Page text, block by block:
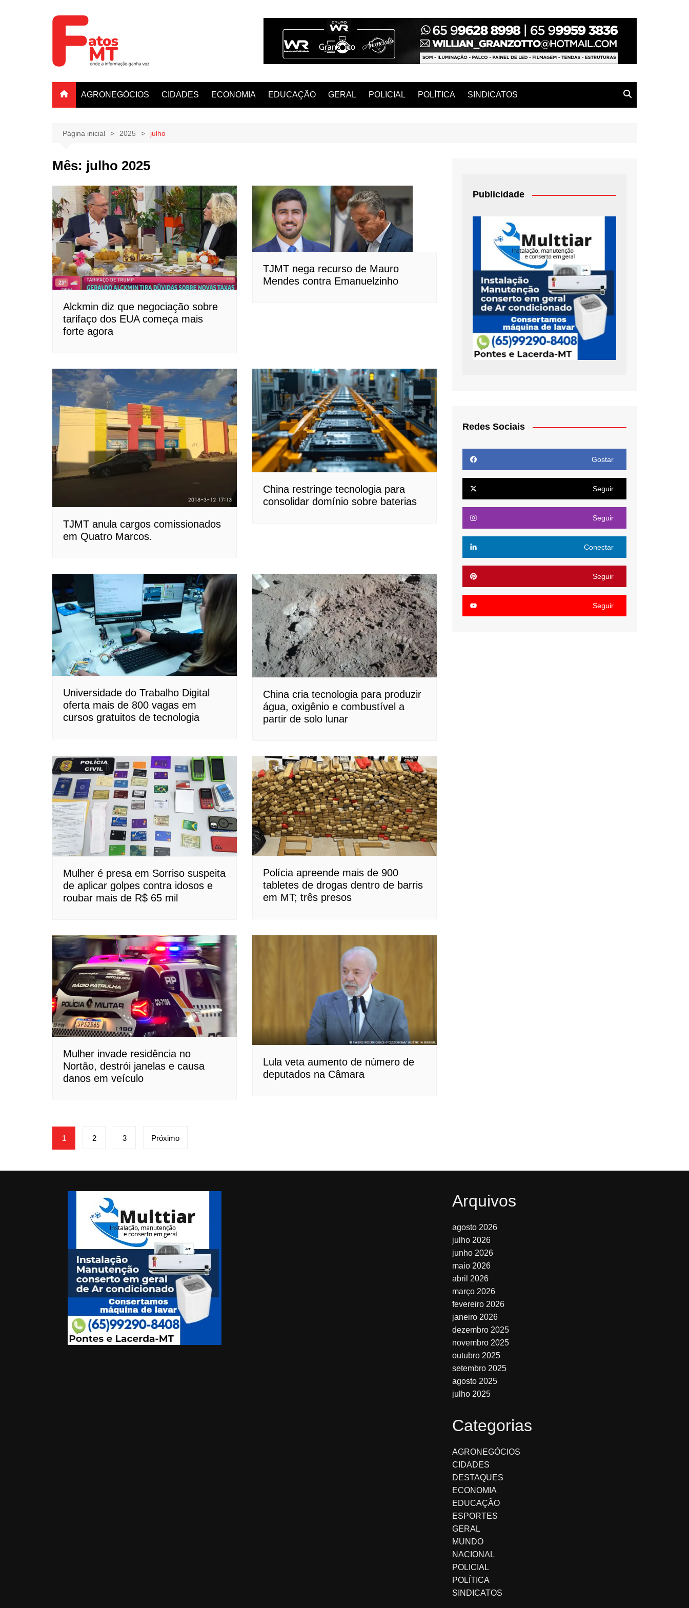
AGRONEGÓCIOS CIDADES ECONOMIA EDUCAÇÃO GERAL POLICIAL POLÍTICA SINDICATOS
Página inicial 2025 julho
Mês: julho 2025
Alckmin diz que negociação sobre
tarifaço dos EUA começa mais
forte agora
TJMT nega recurso de Mauro
Mendes contra Emanuelzinho
TJMT anula cargos comissionados
em Quatro Marcos.
China restringe tecnologia para
consolidar domínio sobre baterias
Universidade do Trabalho Digital
oferta mais de 800 vagas em
cursos gratuitos de tecnologia
China cria tecnologia para produzir
água, oxigênio e combustível a
partir de solo lunar
Mulher é presa em Sorriso suspeita
de aplicar golpes contra idosos e
roubar mais de R$ 65 mil
Polícia apreende mais de 900
tabletes de drogas dentro de barris
em MT; três presos
Mulher invade residência no
Nortão, destrói janelas e causa
danos em veículo
Lula veta aumento de número de
deputados na Câmara
Paginação
de
posts
1 2 3 Próximo
Publicidade
Redes Sociais
Gostar
Seguir
Seguir
Conectar
Seguir
Seguir
Arquivos
agosto 2026
julho 2026
junho 2026
maio 2026
abril 2026
março 2026
fevereiro 2026
janeiro 2026
dezembro 2025
novembro 2025
outubro 2025
setembro 2025
agosto 2025
julho 2025
Categorias
AGRONEGÓCIOS
CIDADES
DESTAQUES
ECONOMIA
EDUCAÇÃO
ESPORTES
GERAL
MUNDO
NACIONAL
POLICIAL
POLÍTICA
SINDICATOS